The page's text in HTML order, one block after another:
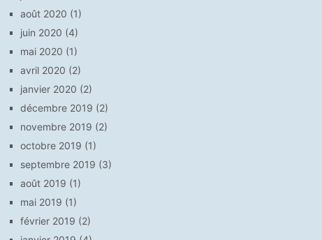
août 2020 (1)
juin 2020 (4)
mai 2020 (1)
avril 2020 (2)
janvier 2020 (2)
décembre 2019 (2)
novembre 2019 (2)
octobre 2019 (1)
septembre 2019 (3)
août 2019 (1)
mai 2019 (1)
février 2019 (2)